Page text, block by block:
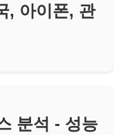
, 아이폰, 관
분석 - 성능